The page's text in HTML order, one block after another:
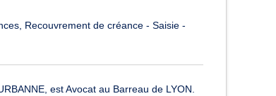
Recouvrement de créance - Saisie -
est Avocat au Barreau de LYON.